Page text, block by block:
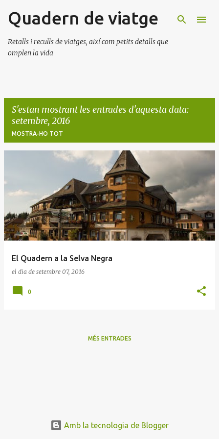
Salta al contingut principal
Quadern de viatge
Retalls i reculls de viatges, així com petits detalls que
omplen la vida
S'estan mostrant les entrades d'aquesta data:
setembre, 2016
MOSTRA-HO TOT
n
a
d
El Quadern a la Selva Negra
el dia de setembre 07, 2016
0
MÉS ENTRADES
Amb la tecnologia de Blogger